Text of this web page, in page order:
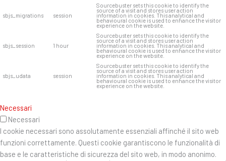
sbjs_migrations session
Sourcebuster sets this cookie to identify the
source of a visit and stores user action
information in cookies. This analytical and
behavioural cookie is used to enhance the visitor
experience on the website.
sbjs_session 1 hour
Sourcebuster sets this cookie to identify the
source of a visit and stores user action
information in cookies. This analytical and
behavioural cookie is used to enhance the visitor
experience on the website.
sbjs_udata session
Sourcebuster sets this cookie to identify the
source of a visit and stores user action
information in cookies. This analytical and
behavioural cookie is used to enhance the visitor
experience on the website.
Necessari
Necessari
I cookie necessari sono assolutamente essenziali affinché il sito web
funzioni correttamente. Questi cookie garantiscono le funzionalità di
base e le caratteristiche di sicurezza del sito web, in modo anonimo.